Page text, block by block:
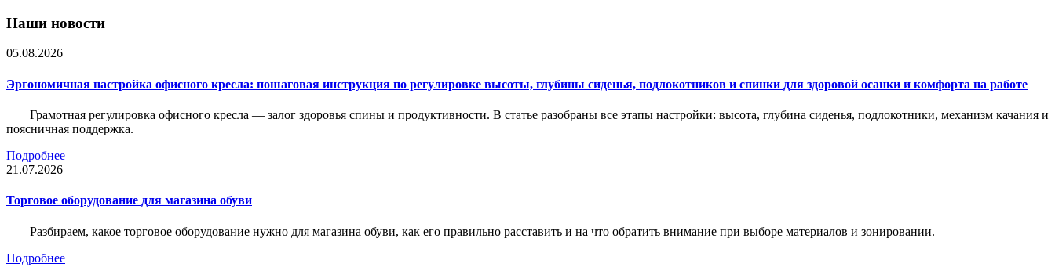
Наши новости
05.08.2026
Эргономичная настройка офисного кресла: пошаговая инструкция по регулировке высоты, глубины сиденья, подлокотников и спинки для здоровой осанки и комфорта на работе
Грамотная регулировка офисного кресла — залог здоровья спины и продуктивности. В статье разобраны все этапы настройки: высота, глубина сиденья, подлокотники, механизм качания и
поясничная поддержка.
Подробнее
21.07.2026
Торговое оборудование для магазина обуви
Разбираем, какое торговое оборудование нужно для магазина обуви, как его правильно расставить и на что обратить внимание при выборе материалов и зонировании.
Подробнее